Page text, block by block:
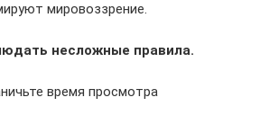
мировоззрение.
несложные правила.
время просмотра